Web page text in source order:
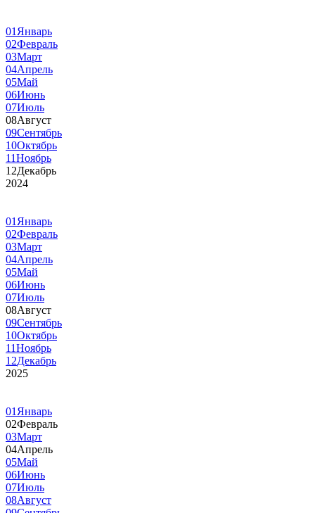
01 Январь
02Февраль
03Март
04Апрель
05Май
06Июнь
07Июль
08Август
09Сентябрь
10Октябрь
11Ноябрь
12Декабрь
2024
01 Январь
02Февраль
03Март
04Апрель
05Май
06Июнь
07Июль
08Август
09Сентябрь
10Октябрь
11Ноябрь
12Декабрь
2025
01 Январь
02Февраль
03Март
04Апрель
05Май
06Июнь
07Июль
08Август